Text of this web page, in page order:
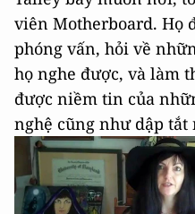
viên Motherboard. Họ
phóng vấn, hỏi về
họ nghe được, và làm
được niềm tin của
nghệ cũng như dập